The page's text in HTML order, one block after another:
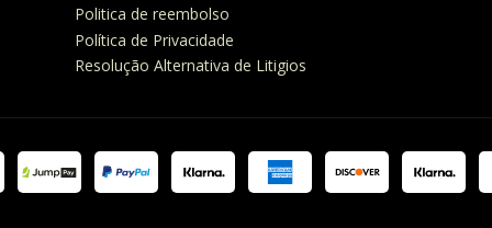
Politica de reembolso
Política de Privacidade
Resolução Alternativa de Litigios